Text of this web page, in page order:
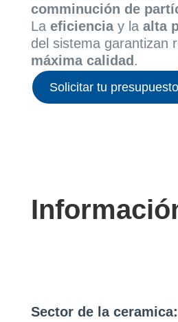
comminución de
La eficienciay la alta
del sistema garantizan
máxima calidad .
Solicitar tu presupuesto
Sector de la ceramica: